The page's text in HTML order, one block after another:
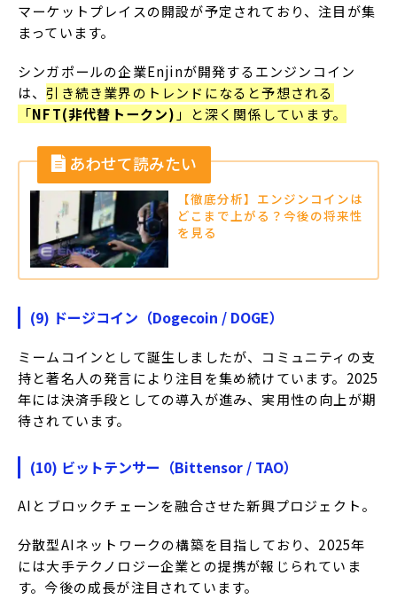
マーケットプレイスの開設が予定されており、注目が集
まっています。
シンガポールの企業Enjinが開発するエンジンコイン
は、引き続き業界のトレンドになると予想される
「NFT(非代替トークン) 」と深く関係しています。
【徹底分析】エンジンコインは
どこまで上がる？今後の将来性
を見る
(9) ドージコイン（Dogecoin / DOGE）
ミームコインとして誕生しましたが、コミュニティの支
持と著名人の発言により注目を集め続けています。 2025
年には決済手段としての導入が進み、実用性の向上が期
待されています。
(10) ビットテンサー（Bittensor / TAO）
AIとブロックチェーンを融合させた新興プロジェクト。
分散型AIネットワークの構築を目指しており、2025年
には大手テクノロジー企業との提携が報じられていま
す。今後の成長が注目されています。